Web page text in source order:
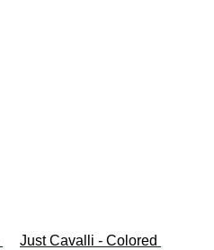
Just Cavalli - Colored